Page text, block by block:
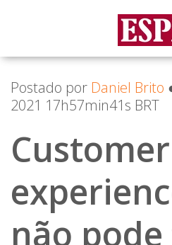
Postado por Daniel Brito
2021 17h57min41s BRT
Customer
não